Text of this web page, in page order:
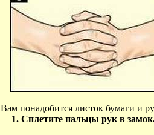
Вам понадобится листок бумаги и
1. Сплетите пальцы рук в